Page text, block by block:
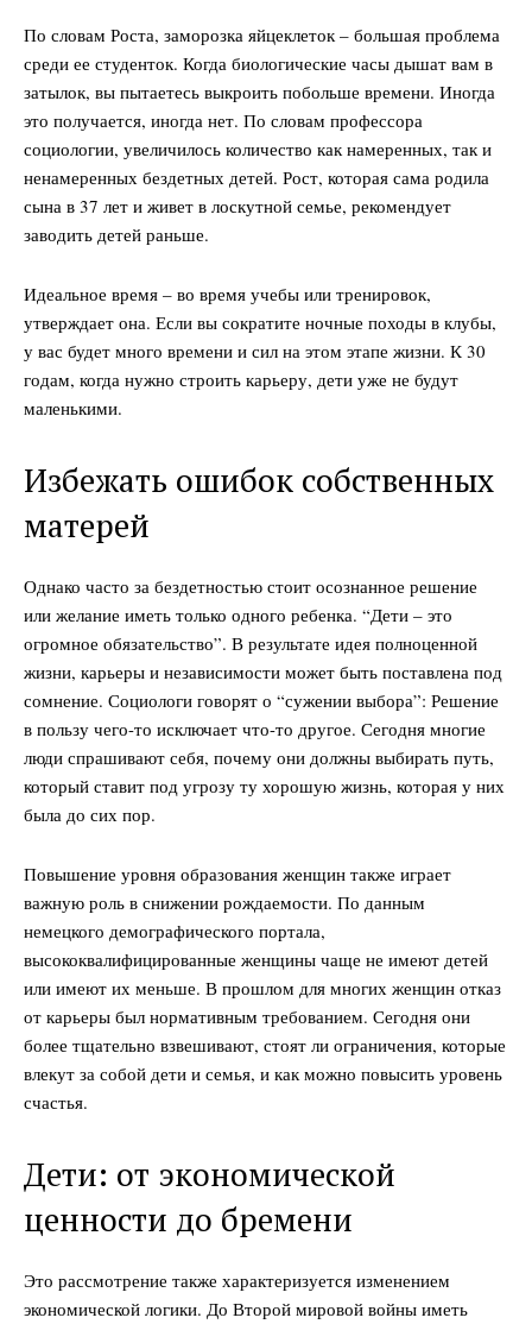
По словам Роста, заморозка яйцеклеток – большая проблема
среди ее студенток. Когда биологические часы дышат вам в
затылок, вы пытаетесь выкроить побольше времени. Иногда
это получается, иногда нет. По словам профессора
социологии, увеличилось количество как намеренных, так и
ненамеренных бездетных детей. Рост, которая сама родила
сына в 37 лет и живет в лоскутной семье, рекомендует
заводить детей раньше.
Идеальное время – во время учебы или тренировок,
утверждает она. Если вы сократите ночные походы в клубы,
у вас будет много времени и сил на этом этапе жизни. К 30
годам, когда нужно строить карьеру, дети уже не будут
маленькими.
Избежать ошибок собственных
матерей
Однако часто за бездетностью стоит осознанное решение
или желание иметь только одного ребенка. “Дети – это
огромное обязательство”. В результате идея полноценной
жизни, карьеры и независимости может быть поставлена под
сомнение. Социологи говорят о “сужении выбора”: Решение
в пользу чего-то исключает что-то другое. Сегодня многие
люди спрашивают себя, почему они должны выбирать путь,
который ставит под угрозу ту хорошую жизнь, которая у них
была до сих пор.
Повышение уровня образования женщин также играет
важную роль в снижении рождаемости. По данным
немецкого демографического портала,
высококвалифицированные женщины чаще не имеют детей
или имеют их меньше. В прошлом для многих женщин отказ
от карьеры был нормативным требованием. Сегодня они
более тщательно взвешивают, стоят ли ограничения, которые
влекут за собой дети и семья, и как можно повысить уровень
счастья.
Дети: от экономической
ценности до бремени
Это рассмотрение также характеризуется изменением
экономической логики. До Второй мировой войны иметь